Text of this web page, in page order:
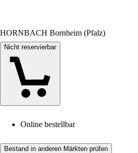
HORNBACH Bornheim (Pfalz)
Nicht reservierbar
Online bestellbar
Bestand in anderen Märkten prüfen